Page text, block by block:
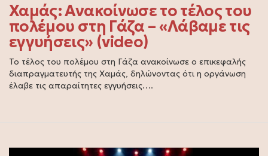
Χαμάς: Ανακοίνωσε το τέλος του
πολέμου στη Γάζα – «Λάβαμε τις
εγγυήσεις» (video)
Το τέλος του πολέμου στη Γάζα ανακοίνωσε ο επικεφαλής
διαπραγματευτής της Χαμάς, δηλώνοντας ότι η οργάνωση
έλαβε τις απαραίτητες εγγυήσεις….